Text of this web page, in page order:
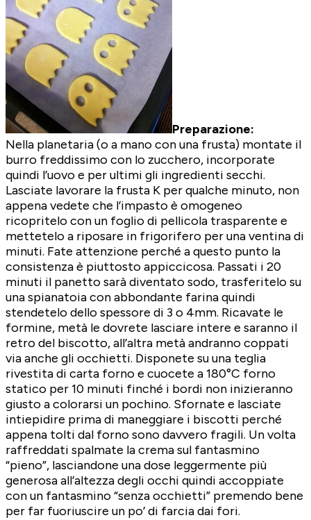
Preparazione:
Nella planetaria (o a mano con una frusta) montate il
burro freddissimo con lo zucchero, incorporate
quindi l’uovo e per ultimi gli ingredienti secchi.
Lasciate lavorare la frusta K per qualche minuto, non
appena vedete che l’impasto è omogeneo
ricopritelo con un foglio di pellicola trasparente e
mettetelo a riposare in frigorifero per una ventina di
minuti. Fate attenzione perché a questo punto la
consistenza è piuttosto appiccicosa. Passati i 20
minuti il panetto sarà diventato sodo, trasferitelo su
una spianatoia con abbondante farina quindi
stendetelo dello spessore di 3 o 4mm. Ricavate le
formine, metà le dovrete lasciare intere e saranno il
retro del biscotto, all’altra metà andranno coppati
via anche gli occhietti. Disponete su una teglia
rivestita di carta forno e cuocete a 180°C forno
statico per 10 minuti finché i bordi non inizieranno
giusto a colorarsi un pochino. Sfornate e lasciate
intiepidire prima di maneggiare i biscotti perché
appena tolti dal forno sono davvero fragili. Un volta
raffreddati spalmate la crema sul fantasmino
“pieno”, lasciandone una dose leggermente più
generosa all’altezza degli occhi quindi accoppiate
con un fantasmino “senza occhietti” premendo bene
per far fuoriuscire un po’ di farcia dai fori.